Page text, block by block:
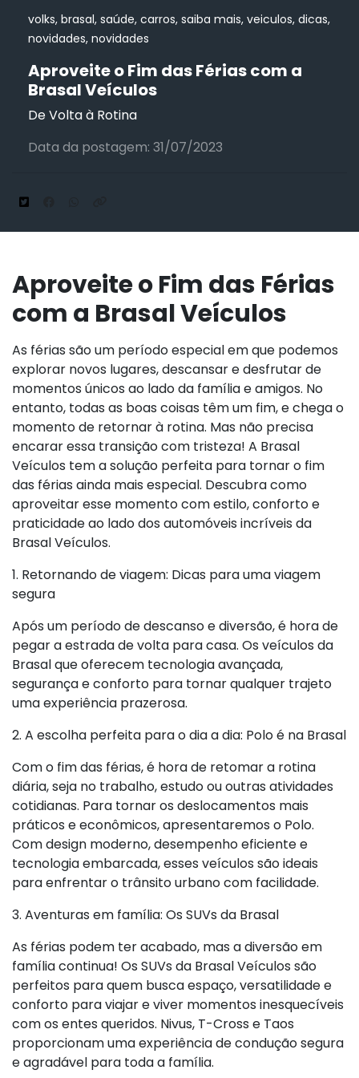
volks, brasal, saúde, carros, saiba mais, veiculos, dicas,
novidades, novidades
Aproveite o Fim das Férias com a
Brasal Veículos
De Volta à Rotina
Data da postagem: 31/07/2023
Aproveite o Fim das Férias
com a Brasal Veículos
As férias são um período especial em que podemos
explorar novos lugares, descansar e desfrutar de
momentos únicos ao lado da família e amigos. No
entanto, todas as boas coisas têm um fim, e chega o
momento de retornar à rotina. Mas não precisa
encarar essa transição com tristeza! A Brasal
Veículos tem a solução perfeita para tornar o fim
das férias ainda mais especial. Descubra como
aproveitar esse momento com estilo, conforto e
praticidade ao lado dos automóveis incríveis da
Brasal Veículos.
1. Retornando de viagem: Dicas para uma viagem
segura
Após um período de descanso e diversão, é hora de
pegar a estrada de volta para casa. Os veículos da
Brasal que oferecem tecnologia avançada,
segurança e conforto para tornar qualquer trajeto
uma experiência prazerosa.
2. A escolha perfeita para o dia a dia: Polo é na Brasal
Com o fim das férias, é hora de retomar a rotina
diária, seja no trabalho, estudo ou outras atividades
cotidianas. Para tornar os deslocamentos mais
práticos e econômicos, apresentaremos o Polo.
Com design moderno, desempenho eficiente e
tecnologia embarcada, esses veículos são ideais
para enfrentar o trânsito urbano com facilidade.
3. Aventuras em família: Os SUVs da Brasal
As férias podem ter acabado, mas a diversão em
família continua! Os SUVs da Brasal Veículos são
perfeitos para quem busca espaço, versatilidade e
conforto para viajar e viver momentos inesquecíveis
com os entes queridos. Nivus, T-Cross e Taos
proporcionam uma experiência de condução segura
e agradável para toda a família.